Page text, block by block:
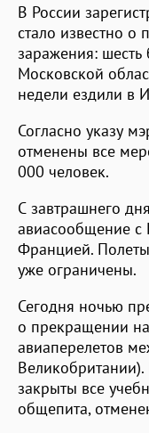
В России
стало известно о
заражения:
Московской
недели ездили в
Согласно указу
отменены все
000 человек.
С завтрашнего
авиасообщение с
Францией.
уже ограничены.
Сегодня ночью
о прекращении
авиаперелетов
закрыты все
общепита,